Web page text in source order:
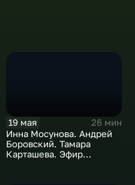
19 мая
26 мин
Инна Мосунова. Андрей
Боровский. Тамара
Карташева. Эфир